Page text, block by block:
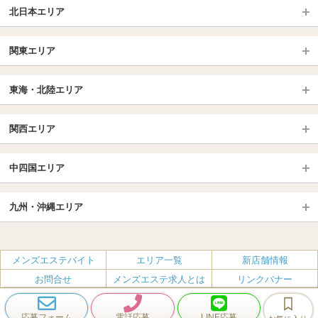
北日本エリア
北海道（札幌・旭川・函館）
青森
岩手 (盛岡・北上)
福島 (いわき・郡山)
山形
長野・松本・上田
群馬（伊勢崎・高崎・前橋）
関東エリア
大宮・浦和・川口
越谷・春日部
千葉TOP
松戸・柏
池袋・大塚
新宿
恵比寿・目黒・自由が丘
赤坂・麻布・六本木
品川・五反田・蒲田
銀座・東京・新橋
飯田橋・水道橋・市ヶ谷
神田・秋葉原・人形町
東海・北陸エリア
愛知（名古屋）
岐阜県
北陸
名古屋TOP
丸の内・久屋・高岳
大須・上前津・鶴舞
新栄町・東新町
千種・今池・黒川・大曽根
金山・熱田
一宮・津島・小牧
関西エリア
京都駅・伏見区
烏丸御池駅
四条烏丸・河原町・祇園四条
三条・京都市役所前
大阪エリア
梅田・北新地
肥後橋・淀屋橋・北浜
南森町・天満・京橋
日本橋（大阪市）
難波（なんば）
南船場・心斎橋・長堀橋
中四国エリア
広島
岡山
香川（高松）
愛媛（松山）
徳島
高知
九州・沖縄エリア
福岡
佐賀
長崎
熊本
大分
メンズエステバイト エリア一覧
新店舗情報
お問合せ
メンズエステ求人とは
リンクバナー
プライバシーポリシー・利用規約
無料掲載 会社概要